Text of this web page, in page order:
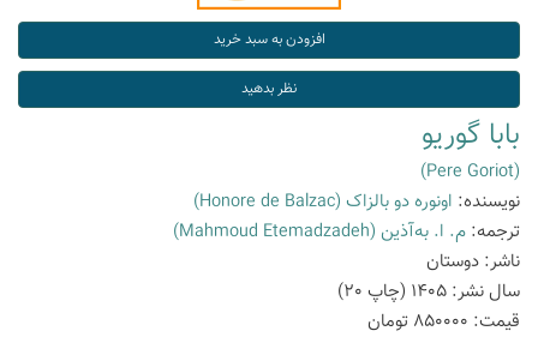
بابا گوریو
(Pere Goriot)
نویسنده: اونوره دو بالزاک (Honore de Balzac)
ترجمه: م. ا. به‌آذین (Mahmoud Etemadzadeh)
ناشر: دوستان
سال نشر: 1405 (چاپ 20
)
قیمت: 850000 تومان